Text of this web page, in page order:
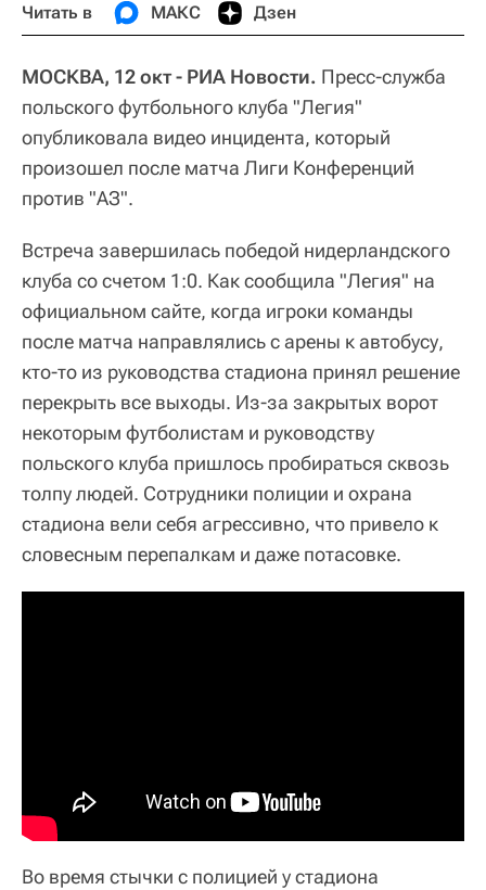
Читать в МАКС Дзен
МОСКВА, 12 окт - РИА Новости. Пресс-служба
польского футбольного клуба "Легия"
опубликовала видео инцидента, который
произошел после матча Лиги Конференций
против "АЗ".
Встреча завершилась победой нидерландского
клуба со счетом 1:0. Как сообщила "Легия" на
официальном сайте, когда игроки команды
после матча направлялись с арены к автобусу,
кто-то из руководства стадиона принял решение
перекрыть все выходы. Из-за закрытых ворот
некоторым футболистам и руководству
польского клуба пришлось пробираться сквозь
толпу людей. Сотрудники полиции и охрана
стадиона вели себя агрессивно, что привело к
словесным перепалкам и даже потасовке.
Во время стычки с полицией у стадиона